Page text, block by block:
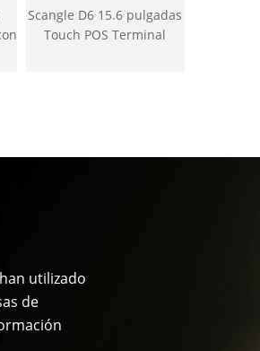
Scangle D6 15.6 pulgadas
Touch POS Terminal
utilizado
de